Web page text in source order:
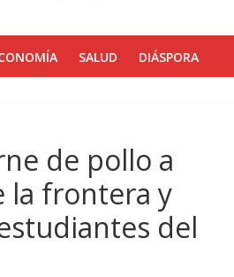
SALUD DIÁSPORA
de pollo a
la frontera y
del